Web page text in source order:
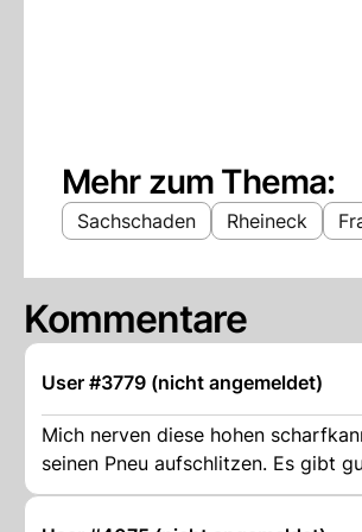
Mehr zum Thema:
Sachschaden Rheineck
Kommentare
User #3779 (nicht angemeldet)
Mich nerven diese hohen
seinen Pneu aufschlitzen. Es gibt